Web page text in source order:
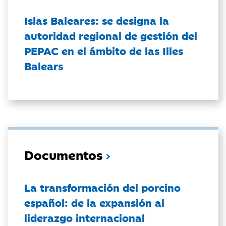
Islas Baleares: se designa la
autoridad regional de gestión del
PEPAC en el ámbito de las Illes
Balears
Documentos
La transformación del porcino
español: de la expansión al
liderazgo internacional